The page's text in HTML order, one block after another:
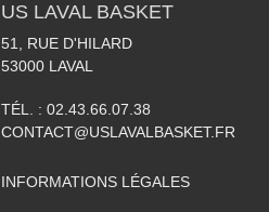
US LAVAL BASKET
51, RUE D'HILARD
53000 LAVAL
TÉL. : 02.43.66.07.38
CONTACT@USLAVALBASKET.FR
INFORMATIONS LÉGALES